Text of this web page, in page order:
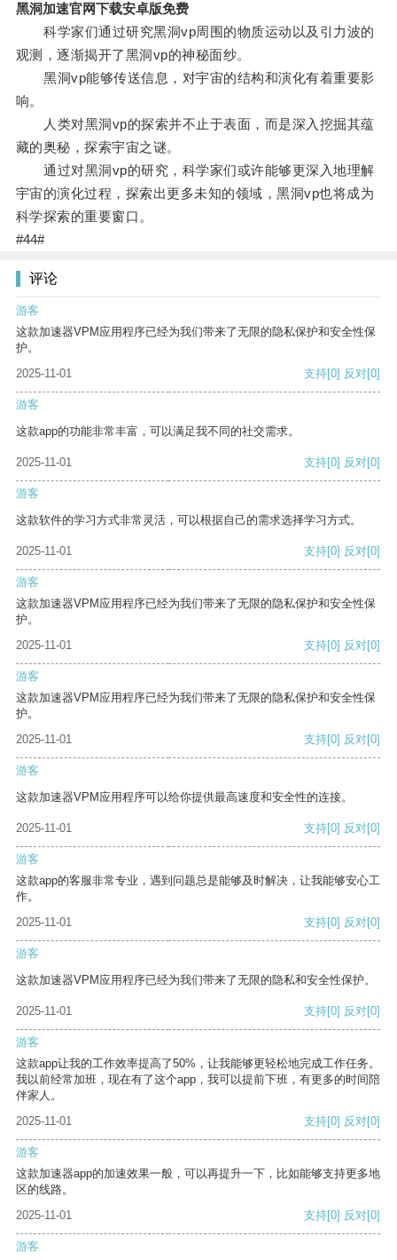
黑洞加速官网下载安卓版免费
科学家们通过研究黑洞vp周围的物质运动以及引力波的
观测，逐渐揭开了黑洞vp的神秘面纱。
黑洞vp能够传送信息，对宇宙的结构和演化有着重要影
响。
人类对黑洞vp的探索并不止于表面，而是深入挖掘其蕴
藏的奥秘，探索宇宙之谜。
通过对黑洞vp的研究，科学家们或许能够更深入地理解
宇宙的演化过程，探索出更多未知的领域，黑洞vp也将成为
科学探索的重要窗口。
#44#
评论
游客
这款加速器VPM应用程序已经为我们带来了无限的隐私保护和安全性保
护。
2025-11-01
支持[0] 反对[0]
游客
这款app的功能非常丰富，可以满足我不同的社交需求。
2025-11-01 支持[0] 反对[0]
游客
这款软件的学习方式非常灵活，可以根据自己的需求选择学习方式。
2025-11-01 支持[0] 反对[0]
游客
这款加速器VPM应用程序已经为我们带来了无限的隐私保护和安全性保
护。
2025-11-01
支持[0] 反对[0]
游客
这款加速器VPM应用程序已经为我们带来了无限的隐私保护和安全性保
护。
2025-11-01
支持[0] 反对[0]
游客
这款加速器VPM应用程序可以给你提供最高速度和安全性的连接。
2025-11-01 支持[0] 反对[0]
游客
这款app的客服非常专业，遇到问题总是能够及时解决，让我能够安心工
作。
2025-11-01
支持[0] 反对[0]
游客
这款加速器VPM应用程序已经为我们带来了无限的隐私和安全性保护。
2025-11-01 支持[0] 反对[0]
游客
这款app让我的工作效率提高了50%，让我能够更轻松地完成工作任务。
我以前经常加班，现在有了这个app，我可以提前下班，有更多的时间陪
伴家人。
2025-11-01
支持[0] 反对[0]
游客
这款加速器app的加速效果一般，可以再提升一下，比如能够支持更多地
区的线路。
2025-11-01
支持[0] 反对[0]
游客